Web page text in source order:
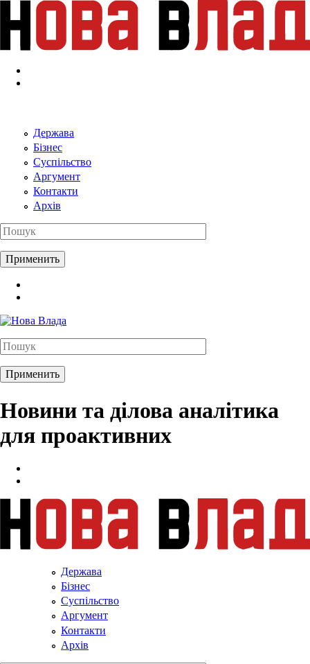
Перейти к основному содержанию
Держава
Бізнес
Суспільство
Аргумент
Контакти
Архів
Новини та ділова аналітика
для проактивних
Держава
Бізнес
Суспільство
Аргумент
Контакти
Архів